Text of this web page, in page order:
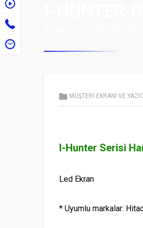
MÜŞTERİ EKRANI VE
I-Hunter Serisi
Led Ekran
* Uyumlu markalar: